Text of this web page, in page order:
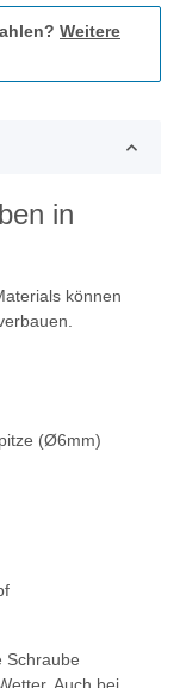
Weitere
in
können
(Ø6mm)
Schraube